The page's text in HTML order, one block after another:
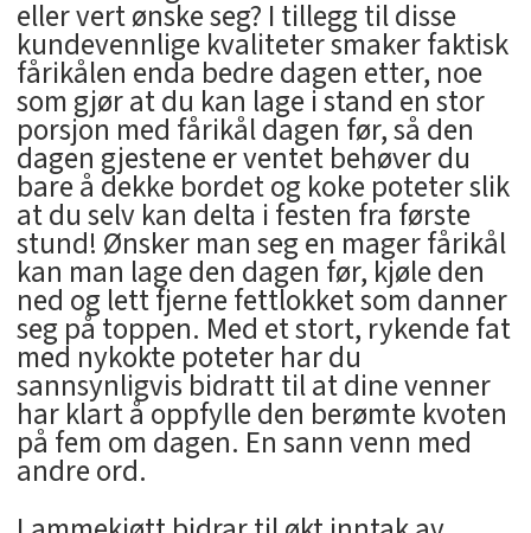
eller vert ønske seg? I tillegg til disse
kundevennlige kvaliteter smaker faktisk
fårikålen enda bedre dagen etter, noe
som gjør at du kan lage i stand en stor
porsjon med fårikål dagen før, så den
dagen gjestene er ventet behøver du
bare å dekke bordet og koke poteter slik
at du selv kan delta i festen fra første
stund! Ønsker man seg en mager fårikål
kan man lage den dagen før, kjøle den
ned og lett fjerne fettlokket som danner
seg på toppen. Med et stort, rykende fat
med nykokte poteter har du
sannsynligvis bidratt til at dine venner
har klart å oppfylle den berømte kvoten
på fem om dagen. En sann venn med
andre ord.